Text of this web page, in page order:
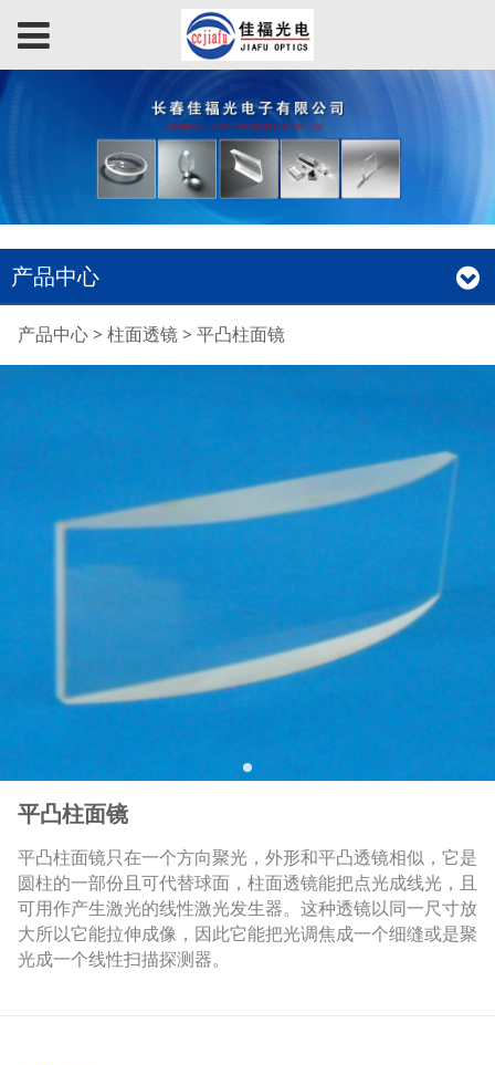
产品中心
平凸柱面镜
产品中心> 柱面透镜> 平凸柱面镜
平凸柱面镜
平凸柱面镜只在一个方向聚光，外形和平凸透镜相似，它是
圆柱的一部份且可代替球面，柱面透镜能把点光成线光，且
可用作产生激光的线性激光发生器。这种透镜以同一尺寸放
大所以它能拉伸成像，因此它能把光调焦成一个细缝或是聚
光成一个线性扫描探测器。